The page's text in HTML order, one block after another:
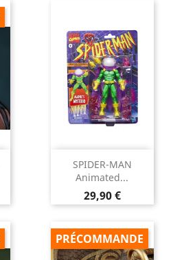
SPIDER-MAN
Animated...
Prix
29,90 €
PRÉCOMMANDE